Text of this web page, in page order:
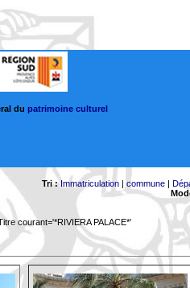
du patrimoine culturel
Tri : Immatriculation |commune |
courant='*RIVIERA PALACE*'